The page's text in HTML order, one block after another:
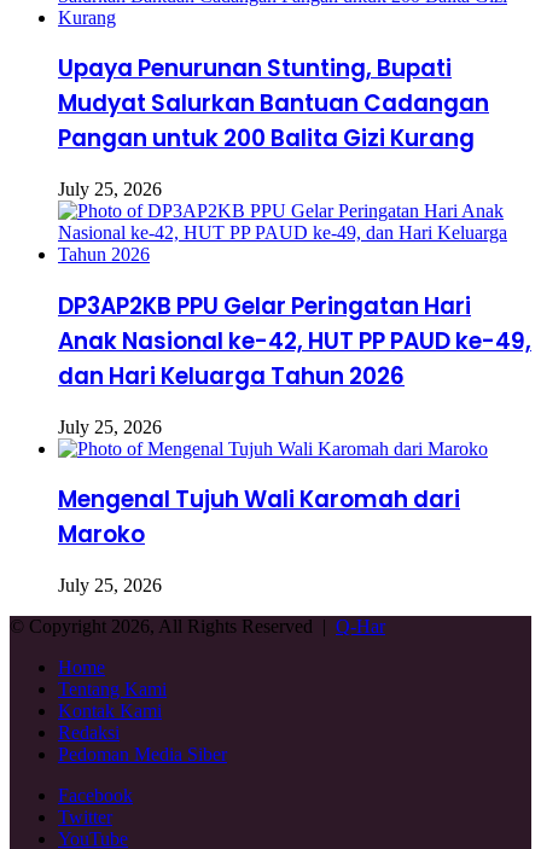
Upaya Penurunan Stunting, Bupati
Mudyat Salurkan Bantuan Cadangan
Pangan untuk 200 Balita Gizi Kurang
July 25, 2026
DP3AP2KB PPU Gelar Peringatan Hari
Anak Nasional ke-42, HUT PP PAUD ke-49,
dan Hari Keluarga Tahun 2026
July 25, 2026
Mengenal Tujuh Wali Karomah dari
Maroko
July 25, 2026
© Copyright 2026, All Rights Reserved | Q-Har
Home
Tentang Kami
Kontak Kami
Redaksi
Pedoman Media Siber
Facebook
Twitter
YouTube